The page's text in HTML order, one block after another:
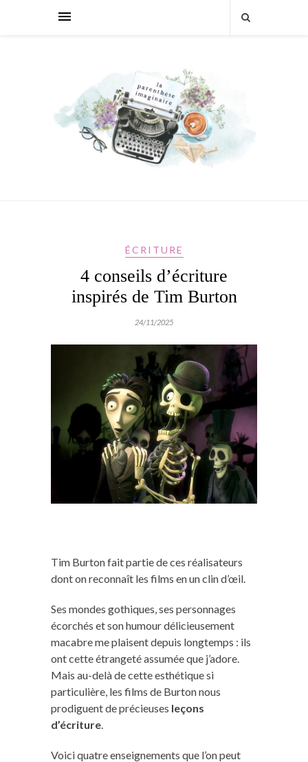
ÉCRITURE
4 conseils d’écriture
inspirés de Tim Burton
24/11/2025
Tim Burton fait partie de ces réalisateurs
dont on reconnaît les films en un clin d’œil.
Ses mondes gothiques, ses personnages
écorchés et son humour délicieusement
macabre me plaisent depuis longtemps : ils
ont cette étrangeté assumée que j’adore.
Mais au-delà de cette esthétique si
particulière, les films de Burton nous
prodiguent de précieuses leçons
d’écriture
Voici quatre enseignements que l’on peut